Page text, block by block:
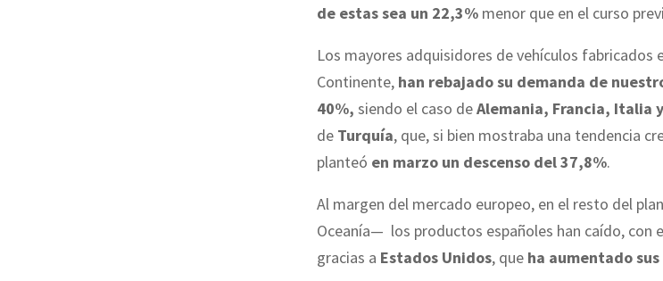
de estas sea un 22,3% menor que en el curso
Los mayores adquisidores de vehículos fabricados
Continente, han rebajado su demanda de
40%, siendo el caso deAlemania, Francia, Italia
de Turquía, que, si bien mostraba una tendencia
planteó en marzo un descenso del 37,8%.
Al margen del mercado europeo, en el resto del
Oceanía— los productos españoles han caído, con
gracias a Estados Unidos, que ha aumentado